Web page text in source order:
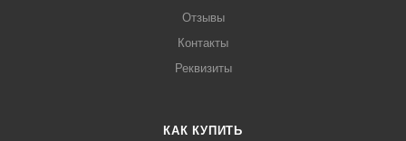
Отзывы
Контакты
Реквизиты
КАК КУПИТЬ